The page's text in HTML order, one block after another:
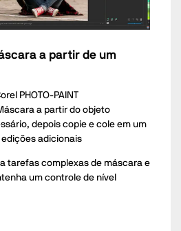
a partir de um
PHOTO-PAINT
a partir do objeto
depois copie e cole em um
adicionais
tarefas complexas de máscara e
um controle de nível